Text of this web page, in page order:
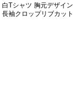
白Tシャツ 胸元デザイン
長袖クロップリブカット